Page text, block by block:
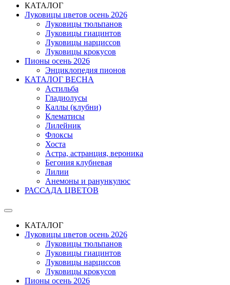
КАТАЛОГ
Луковицы цветов осень 2026
Луковицы тюльпанов
Луковицы гиацинтов
Луковицы нарциссов
Луковицы крокусов
Пионы осень 2026
Энциклопедия пионов
КАТАЛОГ ВЕСНА
Астильба
Гладиолусы
Каллы (клубни)
Клематисы
Лилейник
Флоксы
Хоста
Астра, астранция, вероника
Бегония клубневая
Лилии
Анемоны и ранункулюс
РАССАДА ЦВЕТОВ
КАТАЛОГ
Луковицы цветов осень 2026
Луковицы тюльпанов
Луковицы гиацинтов
Луковицы нарциссов
Луковицы крокусов
Пионы осень 2026